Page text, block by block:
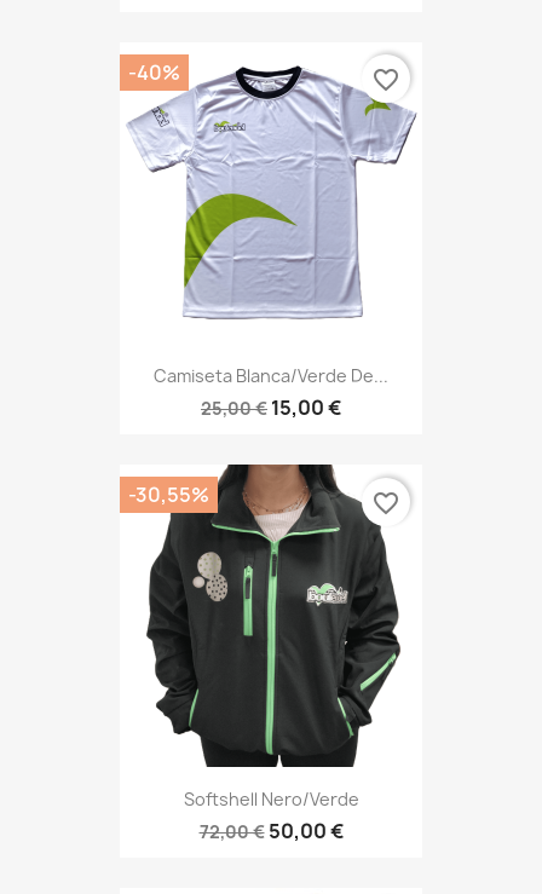
Camiseta Blanca/verde De...
25,00 € 15,00 €
-40% favorite_border
Softshell Nero/verde
72,00 € 50,00 €
-30,55% favorite_border